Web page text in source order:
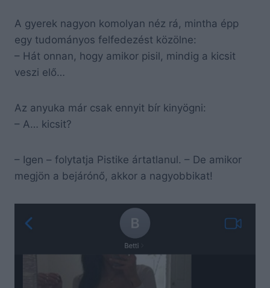
A gyerek nagyon komolyan néz rá, mintha épp
egy tudományos felfedezést közölne:
– Hát onnan, hogy amikor pisil, mindig a kicsit
veszi elő…
Az anyuka már csak ennyit bír kinyögni:
– A… kicsit?
– Igen – folytatja Pistike ártatlanul. – De amikor
megjön a bejárónő, akkor a nagyobbikat!